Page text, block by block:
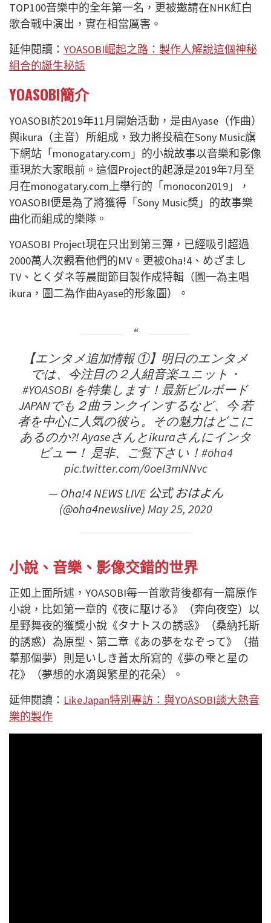
TOP100音樂中的全年第一名，更被邀請在NHK紅白
歌合戰中演出，實在相當厲害。
延伸閱讀： YOASOBI崛起之路：製作人解說這個神秘
組合的誕生秘話
YOASOBI簡介
YOASOBI於2019年11月開始活動，是由Ayase（作曲）
與ikura（主音）所組成，致力將投稿在Sony Music旗
下網站「monogatary.com」的小說故事以音樂和影像
重現於大家眼前。這個Project的起源是2019年7月至
月在monogatary.com上舉行的「monocon2019」，
YOASOBI便是為了將獲得「Sony Music獎」的故事樂
曲化而組成的樂隊。
YOASOBI Project現在只出到第三彈，已經吸引超過
2000萬人次觀看他們的MV。更被Oha!4、めざまし
TV、とくダネ等晨間節目製作成特輯（圖一為主唱
ikura，圖二為作曲Ayase的形象圖）。
【エンタメ追加情報 ①】明日のエンタメ
では、今注目の２人組音楽ユニット・
#YOASOBI を特集します！最新ビルボード
JAPANでも２曲ランクインするなど、今 若
者を中心に人気の彼ら。その魅力はどこに
あるのか?! Ayaseさんとikuraさんにインタ
ビュー！ 是非、ご覧下さい！#oha4
pic.twitter.com/0oeI3mNNvc
— Oha!4 NEWS LIVE 公式 おはよん
(@oha4newslive)May 25, 2020
小說、音樂、影像交錯的世界
正如上面所述，YOASOBI每一首歌背後都有一篇原作
小說，比如第一章的《夜に駆ける》（奔向夜空）以
星野舞夜的獲獎小說《タナトスの誘惑》（桑納托斯
的誘惑）為原型、第二章《あの夢をなぞって》（描
摹那個夢）則是いしき蒼太所寫的《夢の雫と星の
花》（夢想的水滴與繁星的花朵）。
延伸閱讀： LikeJapan特別專訪：與YOASOBI談大熱音
樂的製作